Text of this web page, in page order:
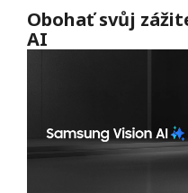
Obohať svůj
AI